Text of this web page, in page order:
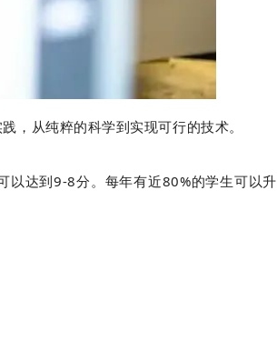
，从纯粹的科学到实现可行的技术。
以达到9-8分。每年有近80%的学生可以升